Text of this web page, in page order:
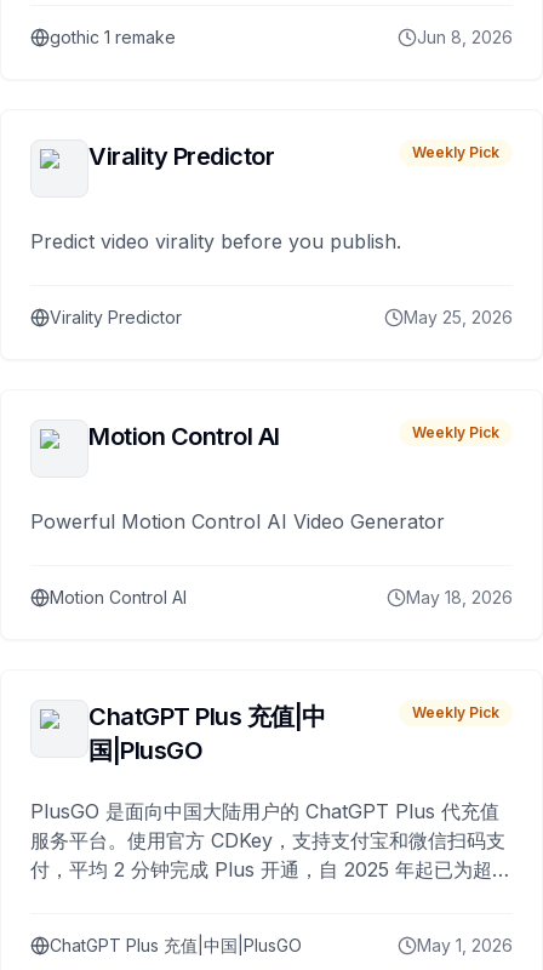
gothic 1 remake Jun 8, 2026
Virality Predictor Weekly Pick
Predict video virality before you publish.
Virality Predictor May 25, 2026
Motion Control AI Weekly Pick
Powerful Motion Control AI Video Generator
Motion Control AI May 18, 2026
ChatGPT Plus 充值|中
国|PlusGO
Weekly Pick
PlusGO 是面向中国大陆用户的 ChatGPT Plus 代充值
服务平台。使用官方 CDKey，支持支付宝和微信扫码支
付，平均 2 分钟完成 Plus 开通，自 2025 年起已为超过
ChatGPT Plus 充值|中国|PlusGO May 1, 2026